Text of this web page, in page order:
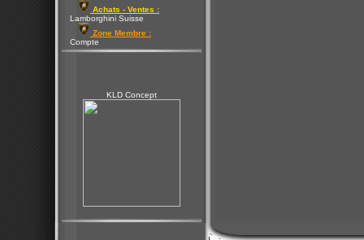
Achats - Ventes :
Lamborghini Suisse
Zone Membre :
Compte
KLD Concept